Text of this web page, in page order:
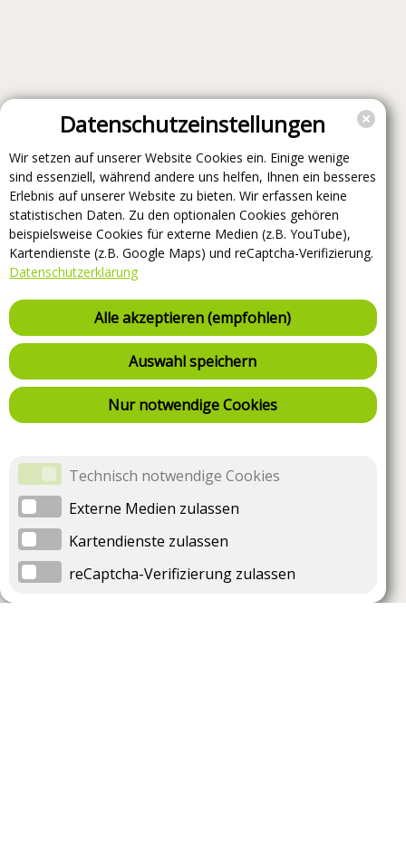
Datenschutzeinstellungen
Wir setzen auf unserer Website Cookies ein. Einige wenige
sind essenziell, während andere uns helfen, Ihnen ein besseres
Erlebnis auf unserer Website zu bieten. Wir erfassen keine
statistischen Daten. Zu den optionalen Cookies gehören
beispielsweise Cookies für externe Medien (z.B. YouTube),
Kartendienste (z.B. Google Maps) und reCaptcha-Verifizierung.
Datenschutzerklärung
Alle akzeptieren (empfohlen)
Auswahl speichern
Nur notwendige Cookies
Technisch notwendige Cookies
Externe Medien zulassen
Kartendienste zulassen
reCaptcha-Verifizierung zulassen